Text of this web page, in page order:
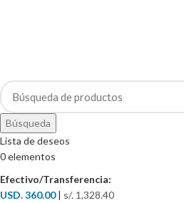
Búsqueda
Lista de deseos
0elementos
Efectivo/Transferencia:
USD. 360.00| s/. 1,328.40